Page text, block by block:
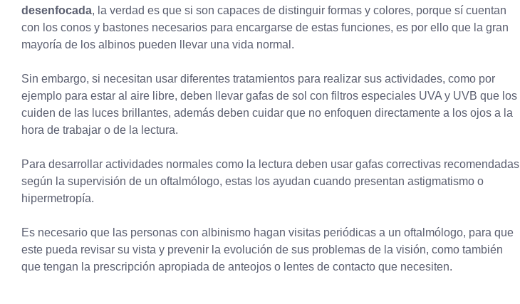
desenfocada, la verdad es que si son capaces de distinguir formas y colores, porque sí cuentan
con los conos y bastones necesarios para encargarse de estas funciones, es por ello que la gran
mayoría de los albinos pueden llevar una vida normal.
Sin embargo, si necesitan usar diferentes tratamientos para realizar sus actividades, como por
ejemplo para estar al aire libre, deben llevar gafas de sol con filtros especiales UVA y UVB que los
cuiden de las luces brillantes, además deben cuidar que no enfoquen directamente a los ojos a la
hora de trabajar o de la lectura.
Para desarrollar actividades normales como la lectura deben usar gafas correctivas recomendadas
según la supervisión de un oftalmólogo, estas los ayudan cuando presentan astigmatismo o
hipermetropía.
Es necesario que las personas con albinismo hagan visitas periódicas a un oftalmólogo, para que
este pueda revisar su vista y prevenir la evolución de sus problemas de la visión, como también
que tengan la prescripción apropiada de anteojos o lentes de contacto que necesiten.